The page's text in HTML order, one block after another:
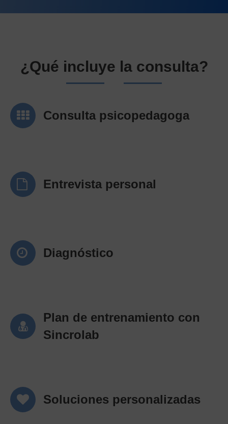
¿Qué incluye la consulta?
Consulta psicopedagoga
Entrevista personal
Diagnóstico
Plan de entrenamiento con
Sincrolab
Soluciones personalizadas